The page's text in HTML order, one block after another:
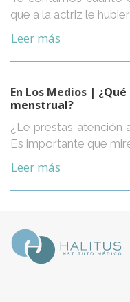
que a la actriz le
Leer más
En Los Medios |
menstrual?
¿Le prestas atención
Es importante que
Leer más